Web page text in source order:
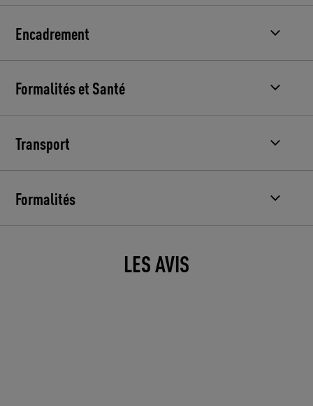
Encadrement
Formalités et Santé
Transport
Formalités
LES AVIS